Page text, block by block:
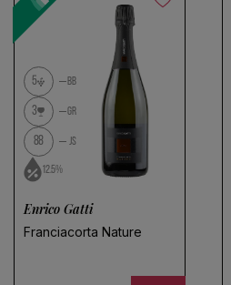
5 BB
3 GR
88 JS
12.5%
Enrico Gatti
Franciacorta Nature